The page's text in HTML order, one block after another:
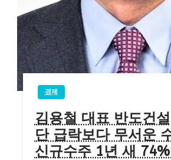
경제
김용철 대표 반도건
단 급락보다 무서운
신규수주 1년 새